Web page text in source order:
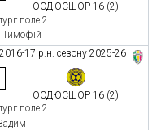
ОСДЮСШОР 16 (2)
поле 2
17 р.н. сезону 2025-26
ОСДЮСШОР 16 (2)
поле 2